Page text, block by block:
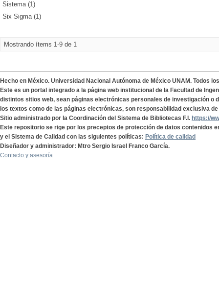
Sistema (1)
Six Sigma (1)
Mostrando ítems 1-9 de 1
Hecho en México. Universidad Nacional Autónoma de México UNAM. Todos
Este es un portal integrado a la página web institucional de la Facultad de
distintos sitios web, sean páginas electrónicas personales de investigación o
los textos como de las páginas electrónicas, son responsabilidad exclusiva
Sitio administrado por la Coordinación del Sistema de Bibliotecas F.I. https://
Este repositorio se rige por los preceptos de protección de datos contenidos
y el Sistema de Calidad con las siguientes políticas: Política de calidad
Diseñador y administrador: Mtro Sergio Israel Franco García.
Contacto y asesoría